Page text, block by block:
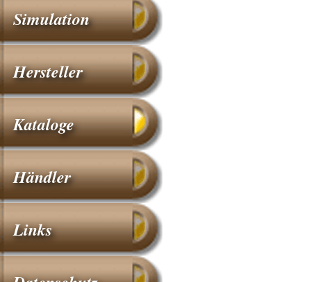
Simulation
Hersteller
Kataloge
Händler
Links